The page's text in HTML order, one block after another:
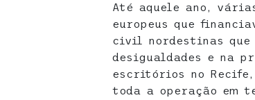
Até aquele ano,
europeus que
civil nordestinas que
desigualdades e na
escritórios no
toda a operação em